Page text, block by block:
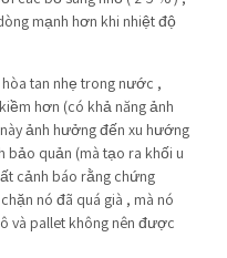
mạnh hơn khi nhiệt độ
tan nhẹ trong nước ,
hơn (có khả năng ảnh
ảnh hưởng đến xu hướng
bảo quản (mà tạo ra khối u
cảnh báo rằng chứng
nó đã quá già , mà nó
và pallet không nên được